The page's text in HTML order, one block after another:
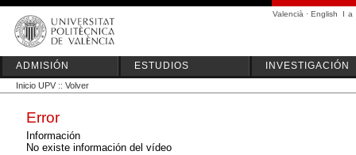
Valencià · English I a
ADMISIÓN ESTUDIOS INVESTIGACIÓN
Inicio UPV :: Volver
Error
Información
No existe información del vídeo